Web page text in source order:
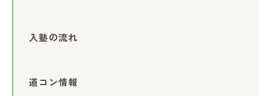
入塾の流れ
道コン情報